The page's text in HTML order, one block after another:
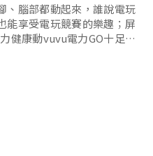
、腦部都動起來，誰說電玩
能享受電玩競賽的樂趣；屏
健康動vuvu電力GO十足」
戰自我，吸引原鄉12個關
隊參加。